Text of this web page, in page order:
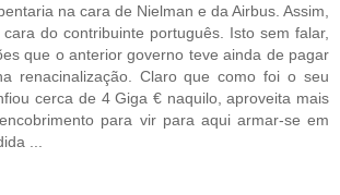
na cara de Nielman e da Airbus. Assim,
do contribuinte português. Isto sem falar,
que o anterior governo teve ainda de pagar
renacinalização. Claro que como foi o seu
cerca de 4 Giga € naquilo, aproveita mais
para vir para aqui armar-se em
...